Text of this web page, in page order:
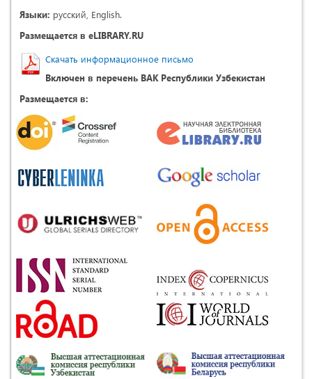
Языки: русский, English.
Размещается в eLIBRARY.RU
Скачать информационное письмо
Включен в перечень ВАК Республики Узбекистан
Размещается в: